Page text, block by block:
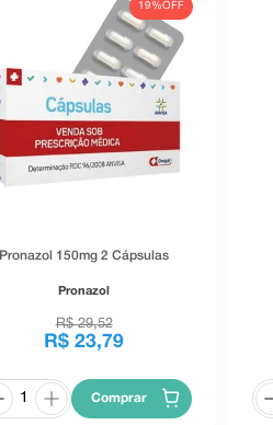
19%OFF
Pronazol 150mg 2 Cápsulas
Pronazol
R$ 29,52
R$ 23,79
Comprar